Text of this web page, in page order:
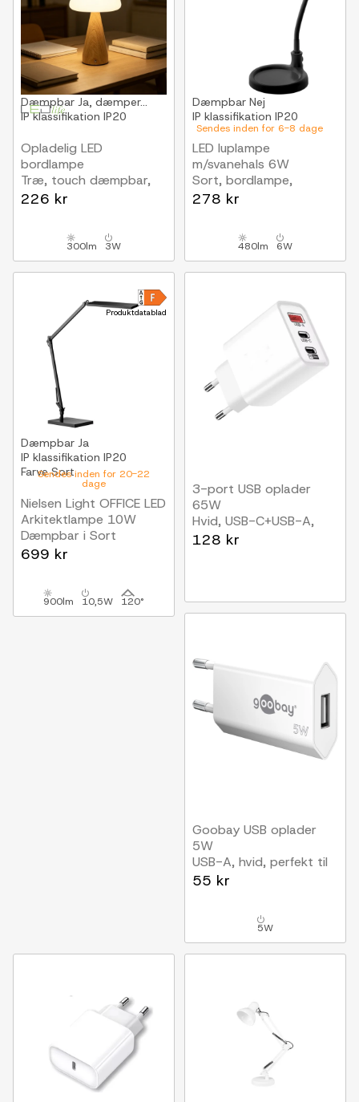
Dæmpbar Ja, dæmper...
IP klassifikation IP20
Opladelig LED
bordlampe
Træ, touch dæmpbar,
3i1, IP20 indendørs
226 kr
300lm 3W
Sendes inden for 6-8 dage
Dæmpbar Nej
IP klassifikation IP20
LED luplampe
m/svanehals 6W
Sort, bordlampe,
klemme
278 kr
480lm 6W
Produktdatablad
Sendes inden for 20-22
dage
Dæmpbar Ja
IP klassifikation IP20
FarveSort
Nielsen Light OFFICE LED
Arkitektlampe 10W
Dæmpbar i Sort
699 kr
900lm 10,5W 120°
3-port USB oplader
65W
Hvid, USB-C+USB-A,
perfekt til mobil og
128 kr
Goobay USB oplader
5W
USB-A, hvid, perfekt til
mobil og lamper
55 kr
5W